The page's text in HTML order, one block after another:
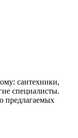
сантехники,
специалисты.
предлагаемых